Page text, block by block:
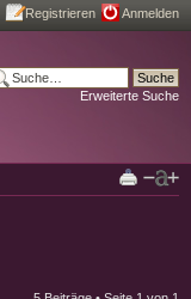
Registrieren Anmelden
Erweiterte Suche